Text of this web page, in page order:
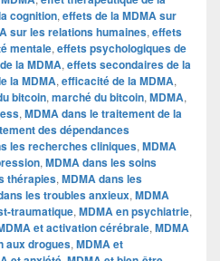
cognition, effets de la MDMA sur
sur les relations humaines, effets
mentale, effets psychologiques de
la MDMA, effets secondaires de la
la MDMA, efficacité de la MDMA,
bitcoin, marché du bitcoin, MDMA,
, MDMA dans le traitement de la
des dépendances
les recherches cliniques, MDMA
, MDMA dans les soins
thérapies, MDMA dans les
les troubles anxieux, MDMA
traumatique, MDMA en psychiatrie,
et activation cérébrale, MDMA
aux drogues, MDMA et